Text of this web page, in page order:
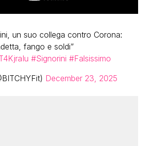
un suo collega contro Corona:
fango e soldi”
#Signorini #Falsissimo
December 23, 2025